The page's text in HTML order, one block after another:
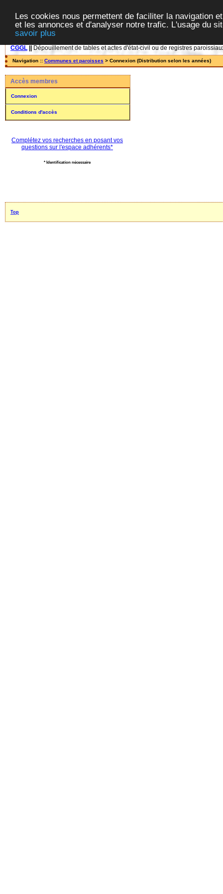
Les cookies nous permettent de faciliter la navigation
et les annonces et d'analyser notre trafic. L'usage du
savoir plus
CGGL Dépouillement de tables et actes d'état-civil ou de registres
Navigation :: Communes et paroisses > Connexion (Distribution selon les années)
Accès membres
Connexion
Conditions d'accès
Complétez vos recherches en posant vos
questions sur l'espace adhérents*
* Identification nécessaire
Top